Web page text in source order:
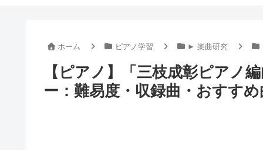
ホーム ピアノ学習 ► 楽曲研究
【ピアノ】「三枝成彰ピアノ
ー：難易度・収録曲・おすす